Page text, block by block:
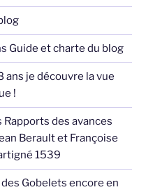
Guide et charte du blog
ans je découvre la vue
!
Rapports des avances
Berault et Françoise
1539
Gobelets encore en